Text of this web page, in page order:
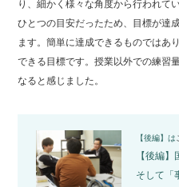
り、細かく様々な角度から行われて
ひとつの目安だったため、目標が達
ます。簡単に達成できるものではあ
できる目標です。授業以外での練習
なると感じました。
【後編】は
【後編
そして「